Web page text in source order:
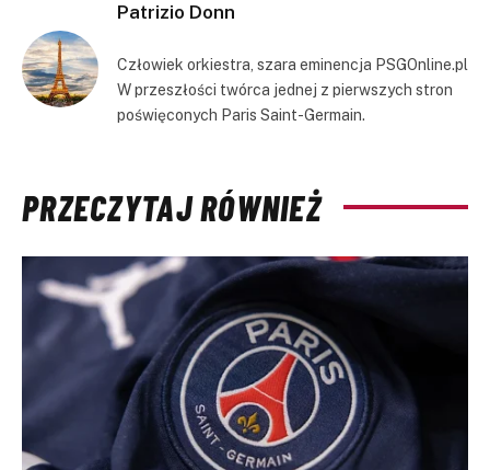
Patrizio Donn
Człowiek orkiestra, szara eminencja PSGOnline.pl
W przeszłości twórca jednej z pierwszych stron
poświęconych Paris Saint-Germain.
PRZECZYTAJ RÓWNIEŻ